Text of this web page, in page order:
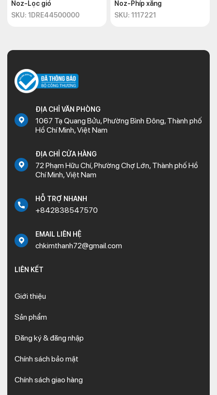
Noz-Lọc gió
SKU: 1DRE44500000
Noz-Phíp xăng
SKU: 1117221
ĐỊA CHỈ VĂN PHÒNG
1067 Tạ Quang Bửu, Phường Bình Đông, Thành phố
Hồ Chí Minh, Việt Nam
ĐỊA CHỈ CỬA HÀNG
72 Phạm Hữu Chí, Phường Chợ Lớn, Thành phố Hồ
Chí Minh, Việt Nam
HỖ TRỢ NHANH
+842838547570
EMAIL LIÊN HỆ
chkimthanh72@gmail.com
LIÊN KẾT
Giới thiệu
Sản phẩm
Đăng ký & đăng nhập
Chính sách bảo mật
Chính sách giao hàng